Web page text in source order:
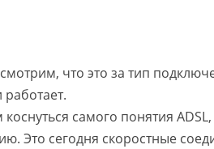
что это за тип
работает.
самого понятия
Это сегодня скоростные